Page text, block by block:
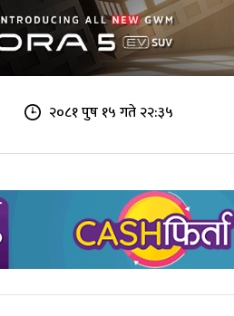
२०८१ पुष १५ गते २२:३५